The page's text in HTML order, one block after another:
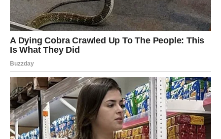
odgovornosti, mnogo stresa i često skrivali svoje emocije
iza tvrdog ponašanja.
Ali sada dolazi vrijeme kada više neće morati stalno da se
Zvijezde Ovnovima donose energiju sreće, novih
početaka i veoma važnih životnih preokreta.
Mnogi pripadnici ovog znaka uskoro će dobiti priliku da
promijene nešto što ih dugo čini nezadovoljnima. To